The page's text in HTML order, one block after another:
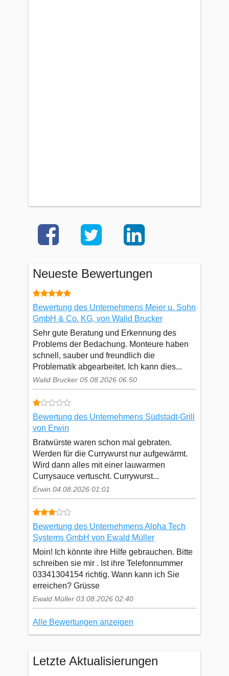
Neueste Bewertungen
Bewertung des Unternehmens Meier u. Sohn
GmbH & Co. KG, von Walid Brucker
Sehr gute Beratung und Erkennung des
Problems der Bedachung. Monteure haben
schnell, sauber und freundlich die
Problematik abgearbeitet. Ich kann dies...
Walid Brucker 05.08.2026 06:50
Bewertung des Unternehmens Südstadt-Grill
von Erwin
Bratwürste waren schon mal gebraten.
Werden für die Currywurst nur aufgewärmt.
Wird dann alles mit einer lauwarmen
Currysauce vertuscht. Currywurst...
Erwin 04.08.2026 01:01
Bewertung des Unternehmens Alpha Tech
Systems GmbH von Ewald Müller
Moin! Ich könnte ihre Hilfe gebrauchen. Bitte
schreiben sie mir . Ist ihre Telefonnummer
03341304154 richtig. Wann kann ich Sie
erreichen? Grüsse
Ewald Müller 03.08.2026 02:40
Alle Bewertungen anzeigen
Letzte Aktualisierungen